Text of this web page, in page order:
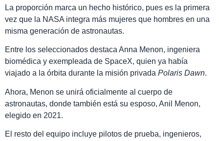
La proporción marca un hecho histórico, pues es la primera
vez que la NASA integra más mujeres que hombres en una
misma generación de astronautas.
Entre los seleccionados destaca Anna Menon, ingeniera
biomédica y exempleada de SpaceX, quien ya había
viajado a la órbita durante la misión privada Polaris Dawn.
Ahora, Menon se unirá oficialmente al cuerpo de
astronautas, donde también está su esposo, Anil Menon,
elegido en 2021.
El resto del equipo incluye pilotos de prueba, ingenieros,